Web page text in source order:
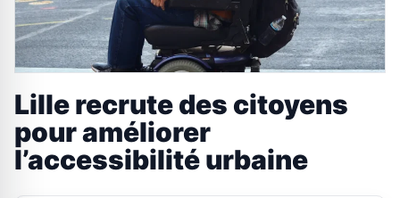
Lille recrute des citoyens
pour améliorer
l’accessibilité urbaine